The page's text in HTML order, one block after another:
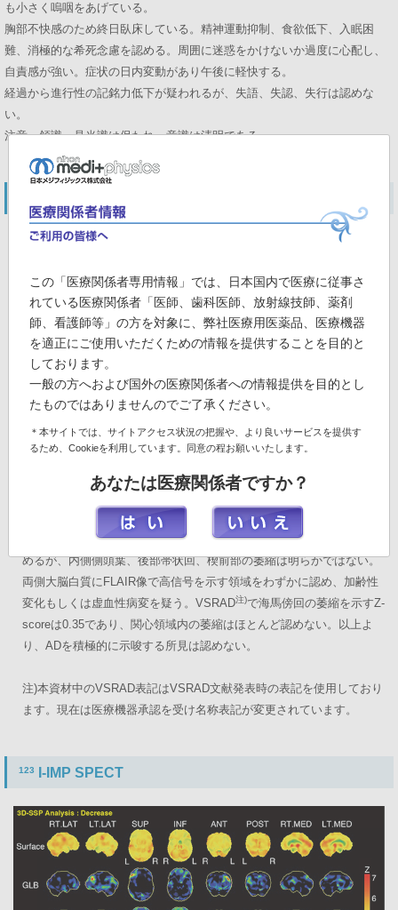
も小さく嗚咽をあげている。
胸部不快感のため終日臥床している。精神運動抑制、食欲低下、入眠困
難、消極的な希死念慮を認める。周囲に迷惑をかけないか過度に心配し、
自責感が強い。症状の日内変動があり午後に軽快する。
経過から進行性の記銘力低下が疑われるが、失語、失認、失行は認めな
い。
注意、領識、見当識は保たれ、意識は清明である。
X-1年
X-7年
画像所見
テント上の脳室は軽度から中等度拡大、シルビウス裂の軽度開大を認
めるが、内側側頭葉、後部帯状回、楔前部の萎縮は明らかではない。
両側大脳白質にFLAIR像で高信号を示す領域をわずかに認め、加齢性
変化もしくは虚血性病変を疑う。VSRAD注)で海馬傍回の萎縮を示すZ-
scoreは0.35であり、関心領域内の萎縮はほとんど認めない。以上よ
り、ADを積極的に示唆する所見は認めない。
注)本資材中のVSRAD表記はVSRAD文献発表時の表記を使用しており
ます。現在は医療機器承認を受け名称表記が変更されています。
123 I-IMP SPECT
この「医療関係者専用情報」では、日本国内で医療に従事さ
れている医療関係者「医師、歯科医師、放射線技師、薬剤
師、看護師等」の方を対象に、弊社医療用医薬品、医療機器
を適正にご使用いただくための情報を提供することを目的と
しております。
一般の方へおよび国外の医療関係者への情報提供を目的とし
たものではありませんのでご了承ください。
＊本サイトでは、サイトアクセス状況の把握や、より良いサービスを提供す
るため、Cookieを利用しています。同意の程お願いいたします。
あなたは医療関係者ですか？